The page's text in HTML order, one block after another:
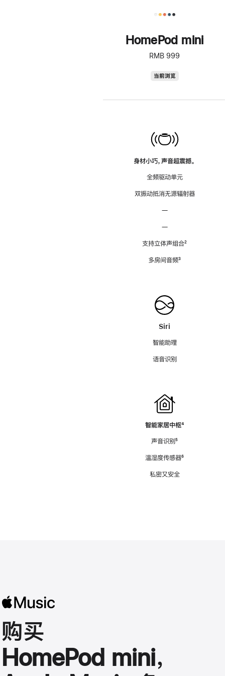
HomePod mini
RMB 999
当前浏览
身材小巧，声音超震撼。
全频驱动单元
双振动抵消无源辐射器
—
—
支持立体声组合脚
²
多房间音频脚
³
Siri
智能助理
语音识别
智能家居中枢脚
⁴
声音识别脚
⁵
温湿度传感器脚
⁶
私密又安全
购买
HomePod mini，